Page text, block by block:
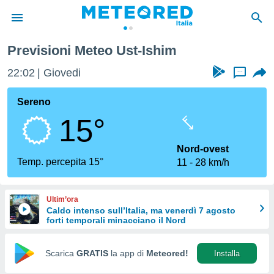
di
per
le
di
Web
Previsioni Meteo Ust-Ishim
22:02 Giovedi ...
Sereno
15°
Temp. percepita 15°
Nord-ovest
11
28 km/h
Ultim’ora
Caldo intenso sull’Italia, ma venerdì 7 agosto
forti temporali minacciano il Nord
Scarica GRATIS la app di Meteored! Installa